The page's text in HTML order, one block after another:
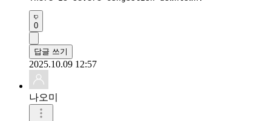
0
답글 쓰기
2025.10.09 12:57
나오미